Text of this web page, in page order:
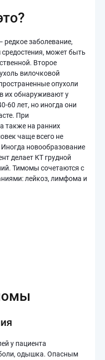
заболевание,
средостения, может быть
Второе
вилочковой
опухоли
их обнаруживают у
60 лет, но иногда они
При
также на ранних
чаще всего не
новообразование
делает КТ грудной
Тимомы сочетаются с
лейкоз, лимфома и
у пациента
одышка. Опасным